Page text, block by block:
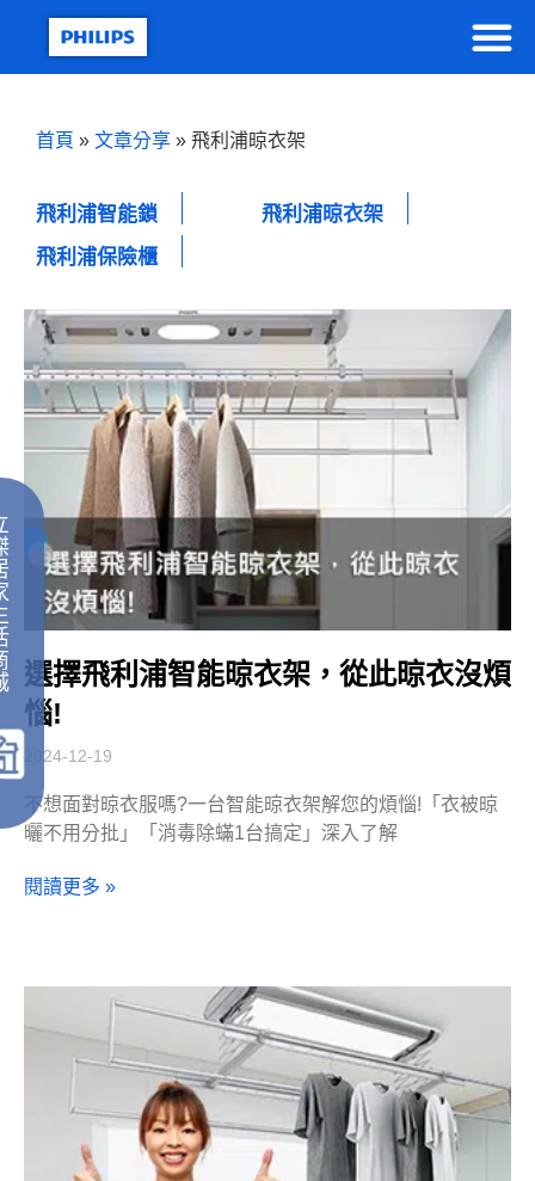
首頁 » 文章分享 » 飛利浦晾衣架
飛利浦智能鎖
飛利浦晾衣架
飛利浦保險櫃
選擇飛利浦智能晾衣架，從此晾衣沒煩
惱!
2024-12-19
不想面對晾衣服嗎?一台智能晾衣架解您的煩惱!「衣被晾
曬不用分批」「消毒除蟎1台搞定」深入了解
閱讀更多 »